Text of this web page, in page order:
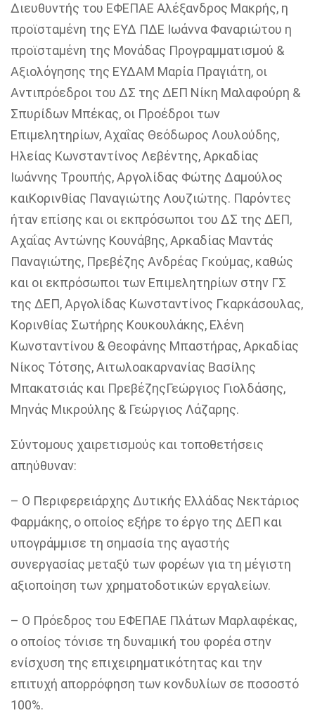
Διευθυντής του ΕΦΕΠΑΕ Αλέξανδρος Μακρής, η
προϊσταμένη της ΕΥΔ ΠΔΕ Ιωάννα Φαναριώτου η
προϊσταμένη της Μονάδας Προγραμματισμού &
Αξιολόγησης της ΕΥΔΑΜ Μαρία Πραγιάτη, οι
Αντιπρόεδροι του ΔΣ της ΔΕΠ Νίκη Μαλαφούρη &
Σπυρίδων Μπέκας, οι Προέδροι των
Επιμελητηρίων, Αχαΐας Θεόδωρος Λουλούδης,
Ηλείας Κωνσταντίνος Λεβέντης, Αρκαδίας
Ιωάννης Τρουπής, Αργολίδας Φώτης Δαμούλος
καιΚορινθίας Παναγιώτης Λουζιώτης. Παρόντες
ήταν επίσης και οι εκπρόσωποι του ΔΣ της ΔΕΠ,
Αχαΐας Αντώνης Κουνάβης, Αρκαδίας Μαντάς
Παναγιώτης, Πρεβέζης Ανδρέας Γκούμας, καθώς
και οι εκπρόσωποι των Επιμελητηρίων στην ΓΣ
της ΔΕΠ, Αργολίδας Κωνσταντίνος Γκαρκάσουλας,
Κορινθίας Σωτήρης Κουκουλάκης, Ελένη
Κωνσταντίνου & Θεοφάνης Μπαστήρας, Αρκαδίας
Νίκος Τότσης, Αιτωλοακαρνανίας Βασίλης
Μπακατσιάς και ΠρεβέζηςΓεώργιος Γιολδάσης,
Μηνάς Μικρούλης & Γεώργιος Λάζαρης.
Σύντομους χαιρετισμούς και τοποθετήσεις
απηύθυναν:
– Ο Περιφερειάρχης Δυτικής Ελλάδας Νεκτάριος
Φαρμάκης, ο οποίος εξήρε το έργο της ΔΕΠ και
υπογράμμισε τη σημασία της αγαστής
συνεργασίας μεταξύ των φορέων για τη μέγιστη
αξιοποίηση των χρηματοδοτικών εργαλείων.
– Ο Πρόεδρος του ΕΦΕΠΑΕ Πλάτων Μαρλαφέκας,
ο οποίος τόνισε τη δυναμική του φορέα στην
ενίσχυση της επιχειρηματικότητας και την
επιτυχή απορρόφηση των κονδυλίων σε ποσοστό
100%.